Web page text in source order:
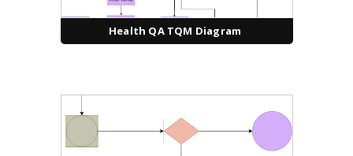
Health QA TQM Diagram